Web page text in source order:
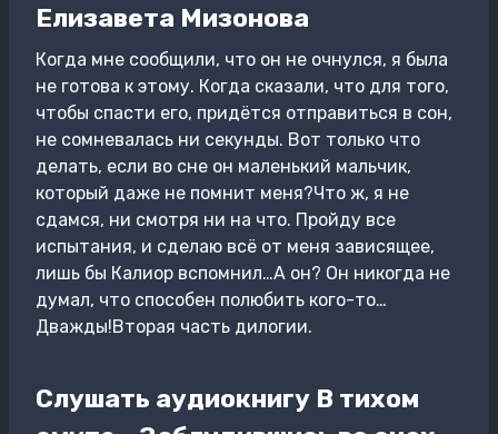
Елизавета Мизонова
Когда мне сообщили, что он не очнулся, я была
не готова к этому. Когда сказали, что для того,
чтобы спасти его, придётся отправиться в сон,
не сомневалась ни секунды. Вот только что
делать, если во сне он маленький мальчик,
который даже не помнит меня?Что ж, я не
сдамся, ни смотря ни на что. Пройду все
испытания, и сделаю всё от меня зависящее,
лишь бы Калиор вспомнил…А он? Он никогда не
думал, что способен полюбить кого-то…
Дважды!Вторая часть дилогии.
Слушать аудиокнигу В тихом